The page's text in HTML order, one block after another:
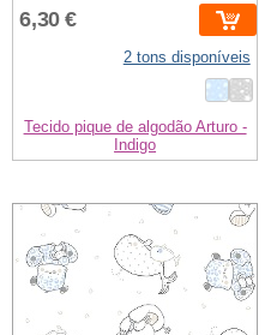
6,30 €
2 tons disponíveis
Tecido pique de algodão Arturo -
Indigo